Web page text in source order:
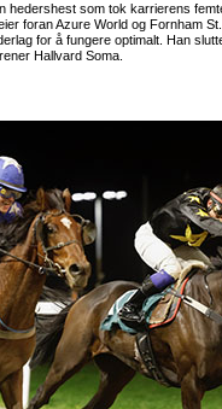
hedershest som tok karrierens
foran Azure World og Fornham
for å fungere optimalt. Han
Hallvard Soma.